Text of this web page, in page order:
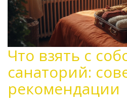
Что взять с
санаторий:
рекомендации